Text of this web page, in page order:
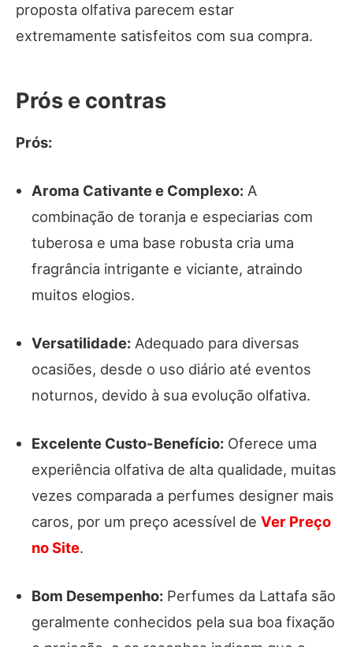
proposta olfativa parecem estar
extremamente satisfeitos com sua compra.
Prós e contras
Prós:
Aroma Cativante e Complexo: A
combinação de toranja e especiarias com
tuberosa e uma base robusta cria uma
fragrância intrigante e viciante, atraindo
muitos elogios.
Versatilidade: Adequado para diversas
ocasiões, desde o uso diário até eventos
noturnos, devido à sua evolução olfativa.
Excelente Custo-Benefício: Oferece uma
experiência olfativa de alta qualidade, muitas
vezes comparada a perfumes designer mais
caros, por um preço acessível de Ver Preço
no Site.
Bom Desempenho: Perfumes da Lattafa são
geralmente conhecidos pela sua boa fixação